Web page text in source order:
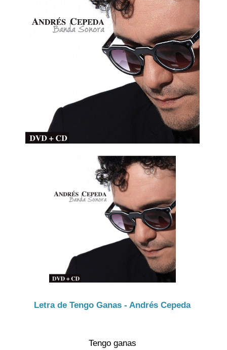
Letra de Tengo Ganas - Andrés Cepeda
Tengo ganas